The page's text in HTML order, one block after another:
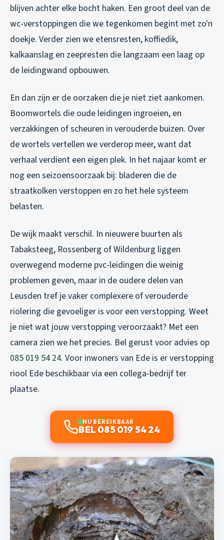
blijven achter elke bocht haken. Een groot deel van de
wc-verstoppingen die we tegenkomen begint met zo'n
doekje. Verder zien we etensresten, koffiedik,
kalkaanslag en zeepresten die langzaam een laag op
de leidingwand opbouwen.
En dan zijn er de oorzaken die je niet ziet aankomen.
Boomwortels die oude leidingen ingroeien, en
verzakkingen of scheuren in verouderde buizen. Over
de wortels vertellen we verderop meer, want dat
verhaal verdient een eigen plek. In het najaar komt er
nog een seizoensoorzaak bij: bladeren die de
straatkolken verstoppen en zo het hele systeem
belasten.
De wijk maakt verschil. In nieuwere buurten als
Tabaksteeg, Rossenberg of Wildenburg liggen
overwegend moderne pvc-leidingen die weinig
problemen geven, maar in de oudere delen van
Leusden tref je vaker complexere of verouderde
riolering die gevoeliger is voor een verstopping. Weet
je niet wat jouw verstopping veroorzaakt? Met een
camera zien we het precies. Bel gerust voor advies op
085 019 54 24. Voor inwoners van Ede is erverstopping
riool Ede beschikbaar via een collega-bedrijf ter
plaatse.
NU BEREIKBAAR
BEL 085 019 54 24